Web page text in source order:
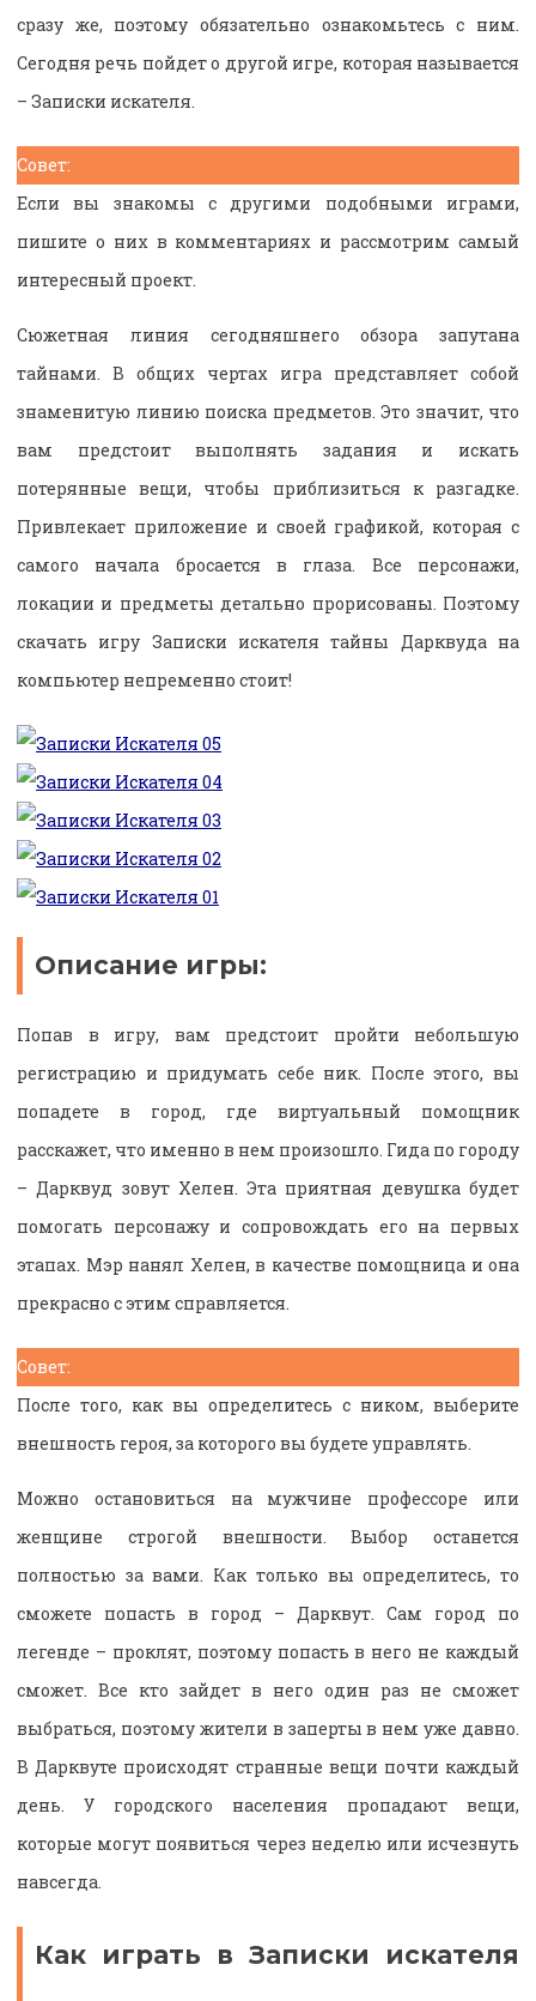
сразу же, поэтому обязательно ознакомьтесь с ним.
Сегодня речь пойдет о другой игре, которая называется
– Записки искателя.
Совет:
Если вы знакомы с другими подобными играми,
пишите о них в комментариях и рассмотрим самый
интересный проект.
Сюжетная линия сегодняшнего обзора запутана
тайнами. В общих чертах игра представляет собой
знаменитую линию поиска предметов. Это значит, что
вам предстоит выполнять задания и искать
потерянные вещи, чтобы приблизиться к разгадке.
Привлекает приложение и своей графикой, которая с
самого начала бросается в глаза. Все персонажи,
локации и предметы детально прорисованы. Поэтому
скачать игру Записки искателя тайны Дарквуда на
компьютер непременно стоит!
Описание игры:
Попав в игру, вам предстоит пройти небольшую
регистрацию и придумать себе ник. После этого, вы
попадете в город, где виртуальный помощник
расскажет, что именно в нем произошло. Гида по городу
– Дарквуд зовут Хелен. Эта приятная девушка будет
помогать персонажу и сопровождать его на первых
этапах. Мэр нанял Хелен, в качестве помощница и она
прекрасно с этим справляется.
Совет:
После того, как вы определитесь с ником, выберите
внешность героя, за которого вы будете управлять.
Можно остановиться на мужчине профессоре или
женщине строгой внешности. Выбор останется
полностью за вами. Как только вы определитесь, то
сможете попасть в город – Дарквут. Сам город по
легенде – проклят, поэтому попасть в него не каждый
сможет. Все кто зайдет в него один раз не сможет
выбраться, поэтому жители в заперты в нем уже давно.
В Дарквуте происходят странные вещи почти каждый
день. У городского населения пропадают вещи,
которые могут появиться через неделю или исчезнуть
навсегда.
Как играть в Записки искателя